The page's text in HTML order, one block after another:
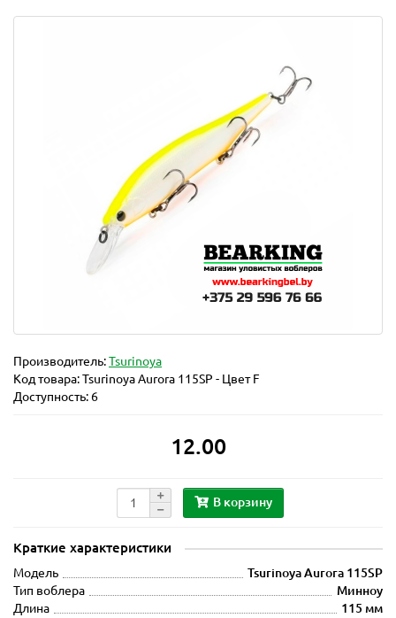
Производитель:Tsurinoya
Код товара:Tsurinoya Aurora 115SP - Цвет F
Доступность: 6
12.00
В корзину
Краткие характеристики
Модель
Tsurinoya Aurora 115SP
Тип воблера
Минноу
Длина
115 мм